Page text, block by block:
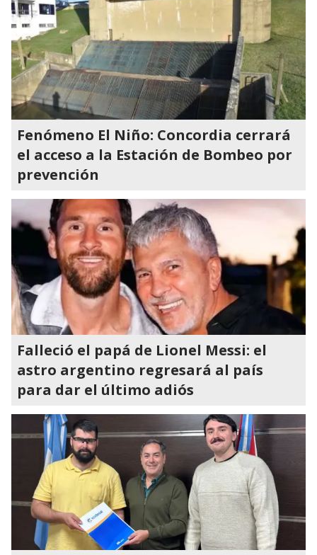
Fenómeno El Niño: Concordia cerrará
el acceso a la Estación de Bombeo por
prevención
Falleció el papá de Lionel Messi: el
astro argentino regresará al país
para dar el último adiós